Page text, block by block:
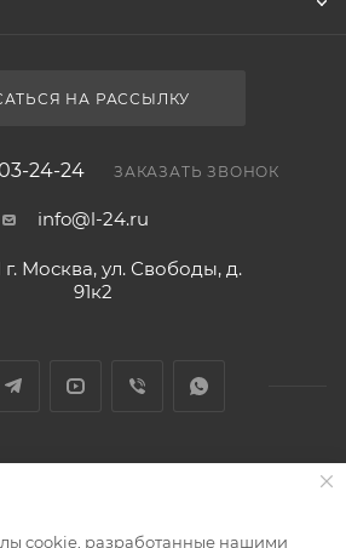
НА РАССЫЛКУ
24-24 ЗАКАЗАТЬ ЗВОНОК
info@l-24.ru
г. Москва, ул. Свободы, д.
91к2
cookie, разработанные нашими